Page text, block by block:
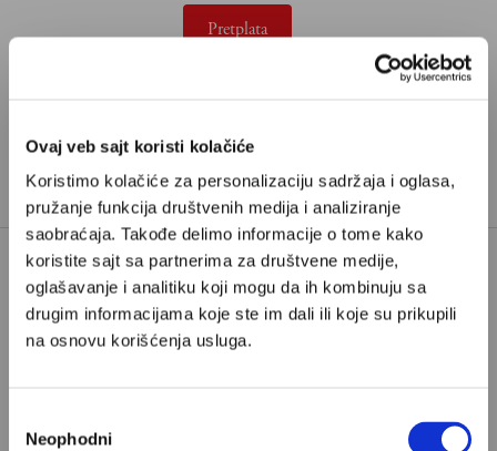
Ovaj veb sajt koristi kolačiće
Koristimo kolačiće za personalizaciju sadržaja i oglasa,
pružanje funkcija društvenih medija i analiziranje
saobraćaja. Takođe delimo informacije o tome kako
koristite sajt sa partnerima za društvene medije,
oglašavanje i analitiku koji mogu da ih kombinuju sa
drugim informacijama koje ste im dali ili koje su prikupili
na osnovu korišćenja usluga.
сагласности
Neophodni
Pretplata
TAGOVI: